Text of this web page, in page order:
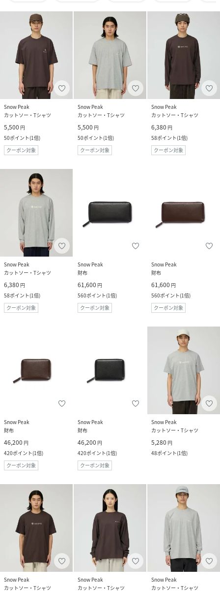
Snow Peak
カットソー・Tシャツ
5,500 円
50ポイント(1倍)
クーポン対象
Snow Peak
カットソー・Tシャツ
5,500 円
50ポイント(1倍)
クーポン対象
Snow Peak
カットソー・Tシャツ
6,380 円
58ポイント(1倍)
クーポン対象
Snow Peak
カットソー・Tシャツ
6,380 円
58ポイント(1倍)
クーポン対象
Snow Peak
財布
61,600 円
560ポイント(1倍)
クーポン対象
Snow Peak
財布
61,600 円
560ポイント(1倍)
クーポン対象
Snow Peak
財布
46,200 円
420ポイント(1倍)
クーポン対象
Snow Peak
財布
46,200 円
420ポイント(1倍)
クーポン対象
Snow Peak
カットソー・Tシャツ
5,280 円
48ポイント(1倍)
Snow Peak
カットソー・Tシャツ
Snow Peak
カットソー・Tシャツ
Snow Peak
カットソー・Tシャツ